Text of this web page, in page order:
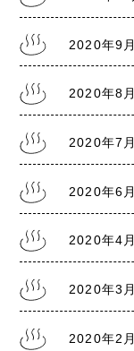
2020年9月
2020年8月
2020年7月
2020年6月
2020年4月
2020年3月
2020年2月